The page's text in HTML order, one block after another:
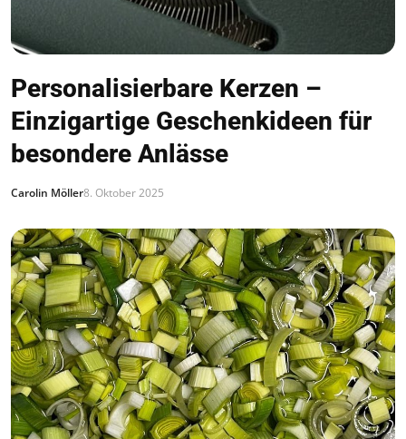
Personalisierbare Kerzen –
Einzigartige Geschenkideen für
besondere Anlässe
Carolin Möller8. Oktober 2025